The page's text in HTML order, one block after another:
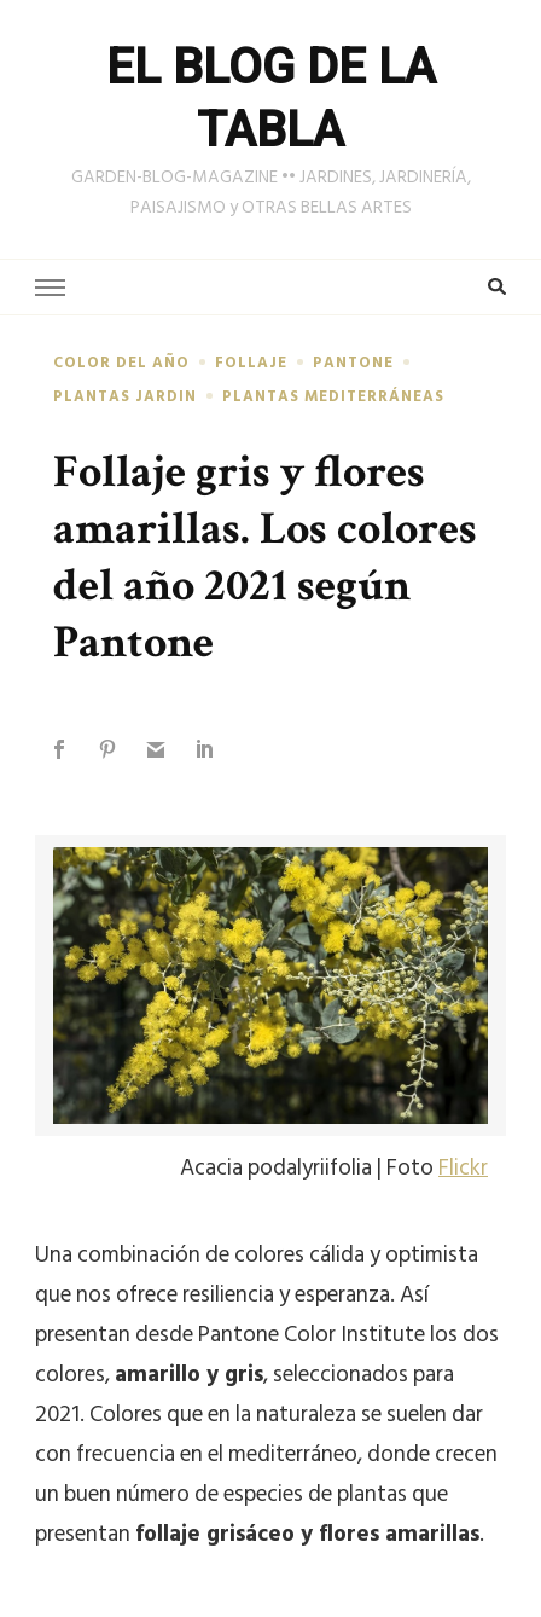
EL BLOG DE LA
TABLA
GARDEN-BLOG-MAGAZINE •• JARDINES, JARDINERÍA,
PAISAJISMO y OTRAS BELLAS ARTES
COLOR DEL AÑO FOLLAJE
PANTONE
PLANTAS JARDIN
PLANTAS MEDITERRÁNEAS
Follaje gris y flores
amarillas. Los colores
del año 2021 según
Pantone
Acacia podalyriifolia | FotoFlickr
Una combinación de colores cálida y optimista
que nos ofrece resiliencia y esperanza. Así
presentan desde Pantone Color Institute los dos
colores,amarillo y gris, seleccionados para
2021. Colores que en la naturaleza se suelen dar
con frecuencia en el mediterráneo, donde crecen
un buen número de especies de plantas que
presentanfollaje grisáceo y flores amarillas.